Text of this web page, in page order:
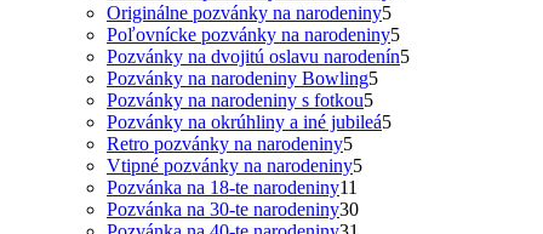
Originálne pozvánky na narodeniny55
produktov
Poľovnícke pozvánky na narodeniny55
produktov
Pozvánky na dvojitú oslavu narodenín55
Pozvánky na narodeniny Bowling55
Pozvánky na narodeniny s fotkou55
produktov
Pozvánky na okrúhliny a iné jubileá55
Retro pozvánky na narodeniny55
produktov
Vtipné pozvánky na narodeniny55
Pozvánka na 18-te narodeniny11
produktov
Pozvánka na 30-te narodeniny3030